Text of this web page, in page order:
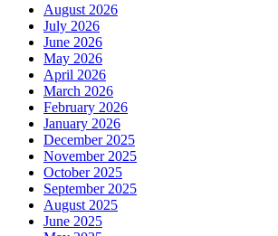
August 2026
July 2026
June 2026
May 2026
April 2026
March 2026
February 2026
January 2026
December 2025
November 2025
October 2025
September 2025
August 2025
June 2025